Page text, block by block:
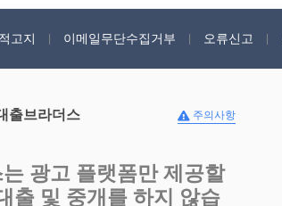
고지 이메일무단수집거부 오류신고
출브라더스 주의사항
광고 플랫폼만 제공할
출 및 중개를 하지 않습